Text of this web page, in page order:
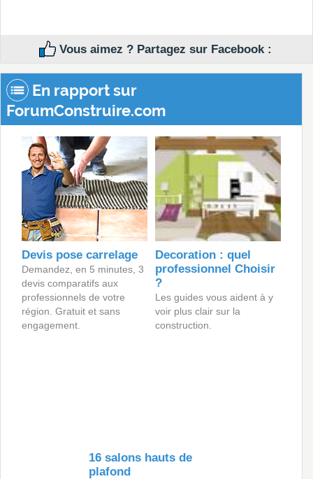
Vous aimez ? Partagez sur Facebook :
En rapport sur
ForumConstruire.com
Devis pose carrelage
Demandez, en 5 minutes, 3
devis comparatifs aux
professionnels de votre
région. Gratuit et sans
engagement.
Decoration : quel
professionnel Choisir
?
Les guides vous aident à y
voir plus clair sur la
construction.
16 salons hauts de
plafond